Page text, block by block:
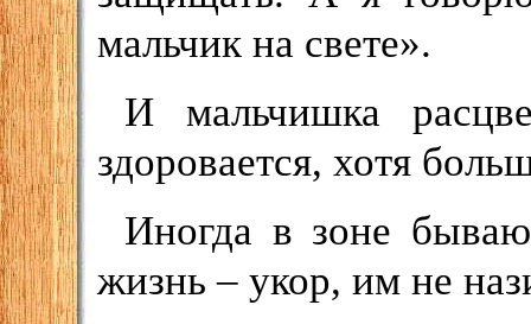
мальчик на свете».
И мальчишка
здоровается, хотя
Иногда в зоне
жизнь – укор, им не